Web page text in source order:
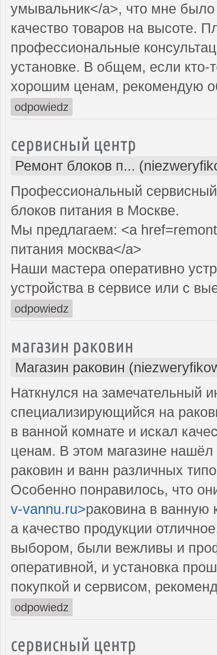
умывальник</a>, что мне
качество товаров на высоте.
профессиональные
установке. В общем, если кто-
хорошим ценам, рекомендую
odpowiedz
сервисный центр
Ремонт блоков п...
Профессиональный
блоков питания в Москве.
Мы предлагаем: <a
питания москва</a>
Наши мастера оперативно
устройства в сервисе или с
odpowiedz
магазин раковин
Магазин раковин
Наткнулся на замечательный
специализирующийся на
в ванной комнате и искал
ценам. В этом магазине
раковин и ванн различных
Особенно понравилось, что
v-vannu.ru>раковина в ванную
а качество продукции
выбором, были вежливы и
оперативной, и установка
покупкой и сервисом,
odpowiedz
сервисный центр